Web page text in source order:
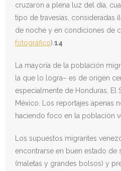
cruzaron a plena luz del día,
tipo de travesías, consideradas
de noche y en condiciones de
fotográfico). 14
La mayoría de la población
la que lo logra– es de origen
especialmente de Honduras, El
México. Los reportajes apenas
haciendo foco en la población
Los supuestos migrantes
encontrarse en buen estado de
(maletas y grandes bolsos) y